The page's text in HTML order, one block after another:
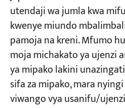
utendaji wa jumla kwa
kwenye miundo
pamoja na kreni. Mfumo
moja michakato ya ujenzi
ya mipako lakini
sifa za mipako, mara
viwango vya usanifu/